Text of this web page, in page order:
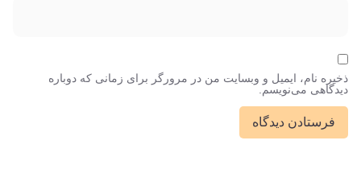
ذخیره نام، ایمیل و وبسایت من در مرورگر برای زمانی که دوباره
دیدگاهی می‌نویسم.